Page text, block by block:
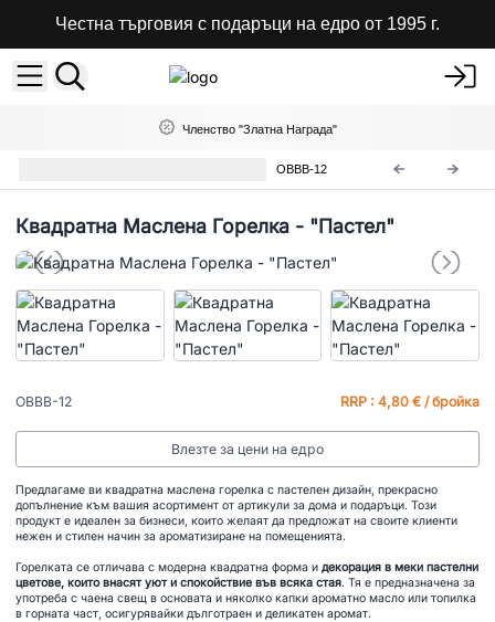
Честна търговия с подаръци на едро от 1995 г.
Членство "Златна Награда"
OBBB-12
Квадратна Маслена Горелка - "Пастел"
OBBB-12 RRP : 4,80 € / бройка
Влезте за цени на едро
Предлагаме ви квадратна маслена горелка с пастелен дизайн, прекрасно
допълнение към вашия асортимент от артикули за дома и подаръци. Този
продукт е идеален за бизнеси, които желаят да предложат на своите клиенти
нежен и стилен начин за ароматизиране на помещенията.
Горелката се отличава с модерна квадратна форма и декорация в меки пастелни
цветове, които внасят уют и спокойствие във всяка стая. Тя е предназначена за
употреба с чаена свещ в основата и няколко капки ароматно масло или топилка
в горната част, осигурявайки дълготраен и деликатен аромат.